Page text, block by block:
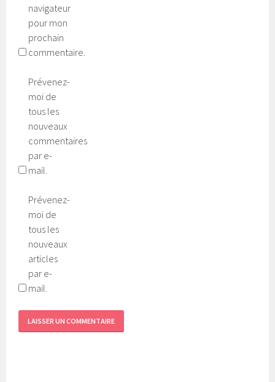
navigateur
pour mon
prochain
commentaire.
Prévenez-
moi de
tous les
nouveaux
commentaires
par e-
mail.
Prévenez-
moi de
tous les
nouveaux
articles
par e-
mail.